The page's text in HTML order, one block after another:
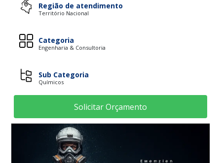
Região de atendimento
Território Nacional
Categoria
Engenharia & Consultoria
Sub Categoria
Químicos
Solicitar Orçamento